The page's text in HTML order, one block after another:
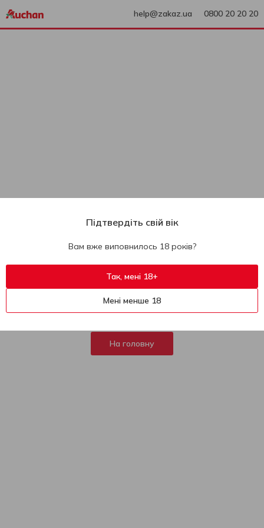
help@zakaz.ua 0800 20 20 20
404
На жаль, ця сторінка не
знайдена
На головну
Підтвердіть свій вік
Вам вже виповнилось 18 років?
Так, мені 18+
Мені менше 18